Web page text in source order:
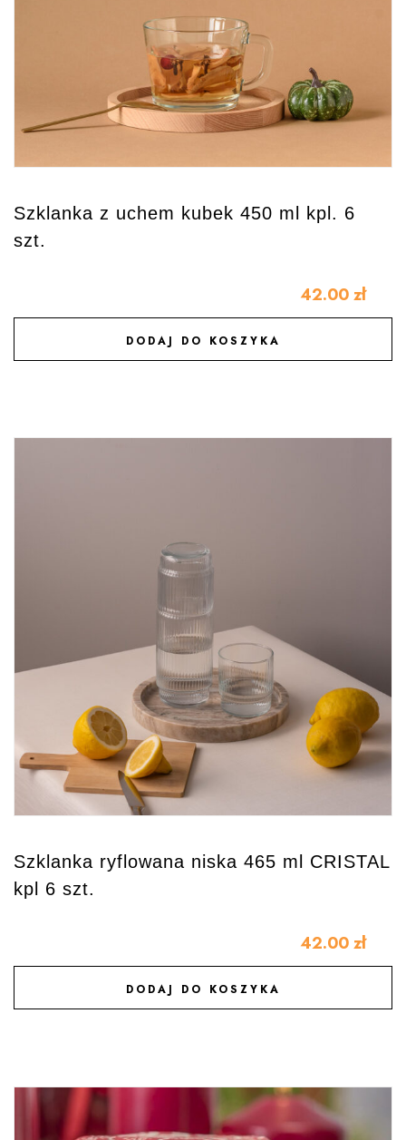
Szklanka z uchem kubek 450 ml kpl. 6
szt.
42.00 zł
DODAJ DO KOSZYKA
DODAJ DO ULUBIONYCH
Szklanka ryflowana niska 465 ml CRISTAL
kpl 6 szt.
42.00 zł
DODAJ DO KOSZYKA
DODAJ DO ULUBIONYCH